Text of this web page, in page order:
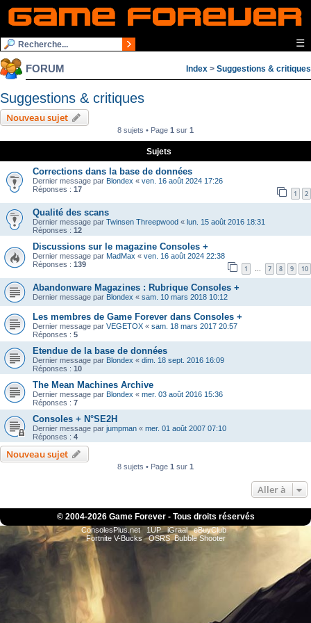
☰
FORUM Index > Suggestions & critiques
Suggestions & critiques
Nouveau sujet
8 sujets • Page 1 sur 1
Sujets
Corrections dans la base de données
Dernier message par Blondex « ven. 16 août 2024 17:26
Réponses : 17 1 2
Qualité des scans
Dernier message par Twinsen Threepwood « lun. 15 août 2016 18:31
Réponses : 12
Discussions sur le magazine Consoles +
Dernier message par MadMax « ven. 16 août 2024 22:38
Réponses : 139 1 … 7 8 9 10
Abandonware Magazines : Rubrique Consoles +
Dernier message par Blondex « sam. 10 mars 2018 10:12
Les membres de Game Forever dans Consoles +
Dernier message par VEGETOX « sam. 18 mars 2017 20:57
Réponses : 5
Etendue de la base de données
Dernier message par Blondex « dim. 18 sept. 2016 16:09
Réponses : 10
The Mean Machines Archive
Dernier message par Blondex « mer. 03 août 2016 15:36
Réponses : 7
Consoles + N°SE2H
Dernier message par jumpman « mer. 01 août 2007 07:10
Réponses : 4
Nouveau sujet
8 sujets • Page 1 sur 1
Aller à
© 2004-2026 Game Forever - Tous droits réservés
ConsolesPlus.net 1UP iGraal
eBuyClub
Fortnite V-Bucks
OSRS Bubble Shooter